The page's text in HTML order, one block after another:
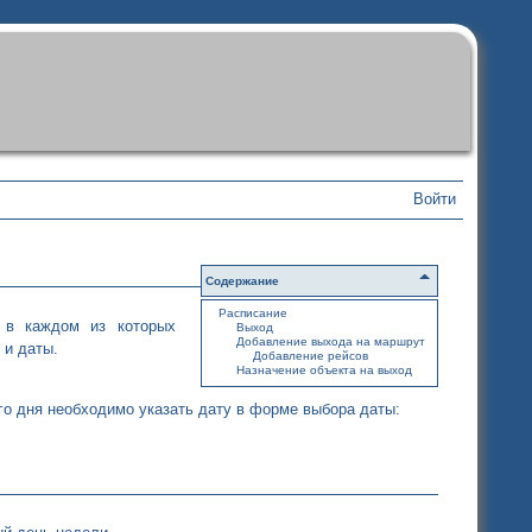
Войти
Содержание
Расписание
Выход
Добавление выхода на маршрут
Добавление рейсов
Назначение объекта на выход
каждом из которых
и даты.
дня необходимо указать дату в форме выбора даты: